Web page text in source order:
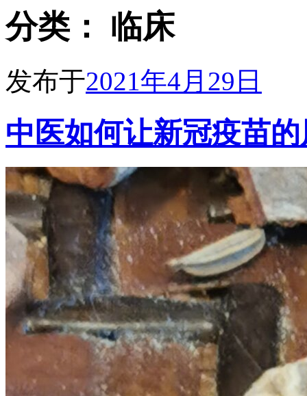
分类： 临床
发布于2021年4月29日
中医如何让新冠疫苗